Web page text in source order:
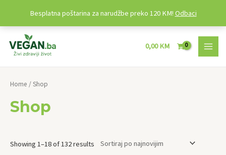
sadržaj
0,00KM
MAIN
Home / Shop
Shop
Showing 1–18 of 132 results
Besplatna poštarina za narudžbe preko 120 KM! Odbaci